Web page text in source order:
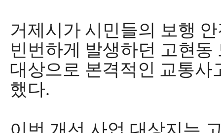
거제시가 시민들의 보행
빈번하게 발생하던 고현동
대상으로 본격적인 교통사
했다.